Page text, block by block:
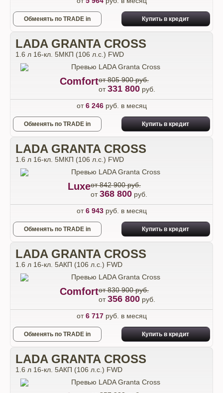
Обменять по TRADE in Купить в кредит
LADA GRANTA CROSS
1.6 л 16-кл. 5МКП (106 л.с.) FWD
Comfortот 805 900 руб.
от331 800 руб.
от6 246руб. в месяц
Обменять по TRADE in Купить в кредит
LADA GRANTA CROSS
1.6 л 16-кл. 5МКП (106 л.с.) FWD
Luxeот 842 900 руб.
от368 800 руб.
от6 943руб. в месяц
Обменять по TRADE in Купить в кредит
LADA GRANTA CROSS
1.6 л 16-кл. 5АКП (106 л.с.) FWD
Comfortот 830 900 руб.
от356 800 руб.
от6 717руб. в месяц
Обменять по TRADE in Купить в кредит
LADA GRANTA CROSS
1.6 л 16-кл. 5АКП (106 л.с.) FWD